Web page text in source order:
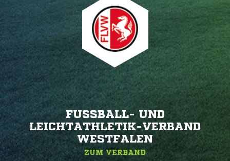
FUSSBALL- UND L
EICHTATHLETIK-VERBAND W
ESTFALEN
ZUM VERBAND